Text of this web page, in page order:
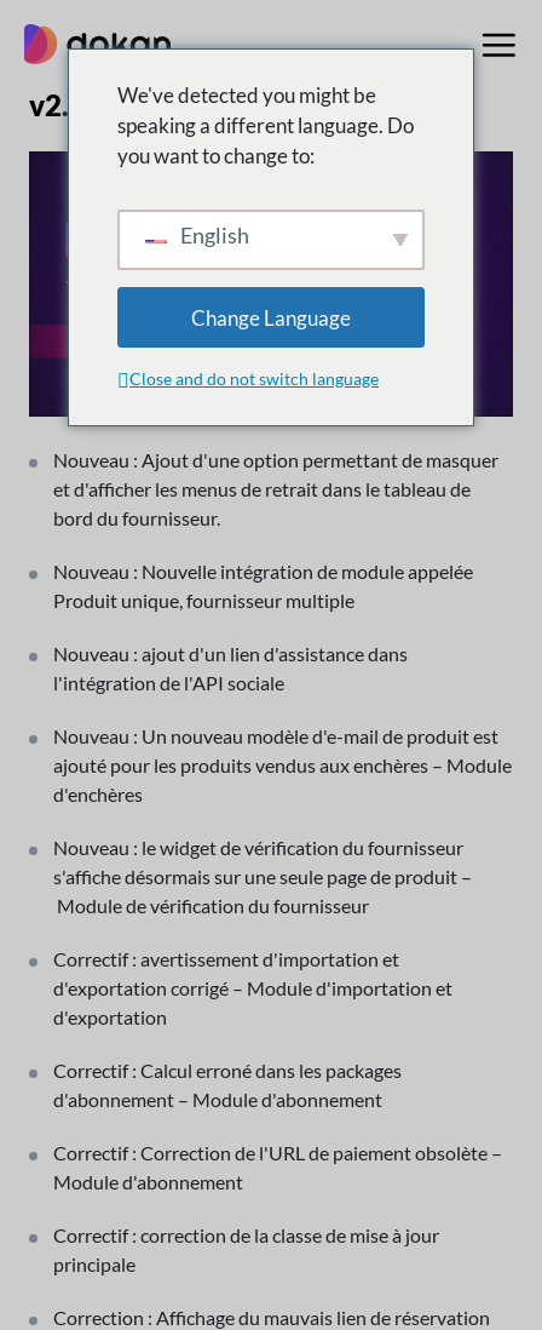
contenu
v2.7.1 | 14 décembre 2017
Nouveau : Ajout d'une option permettant de masquer
et d'afficher les menus de retrait dans le tableau de
bord du fournisseur.
Nouveau : Nouvelle intégration de module appelée
Produit unique, fournisseur multiple
Nouveau : ajout d'un lien d'assistance dans
l'intégration de l'API sociale
Nouveau : Un nouveau modèle d'e-mail de produit est
ajouté pour les produits vendus aux enchères – Module
d'enchères
Nouveau : le widget de vérification du fournisseur
s'affiche désormais sur une seule page de produit –
Module de vérification du fournisseur
Correctif : avertissement d'importation et
d'exportation corrigé – Module d'importation et
d'exportation
Correctif : Calcul erroné dans les packages
d'abonnement – Module d'abonnement
Correctif : Correction de l'URL de paiement obsolète –
Module d'abonnement
Correctif : correction de la classe de mise à jour
principale
Correction : Affichage du mauvais lien de réservation
We've detected you might be
speaking a different language. Do
you want to change to:
English
Change Language
Close and do not switch language